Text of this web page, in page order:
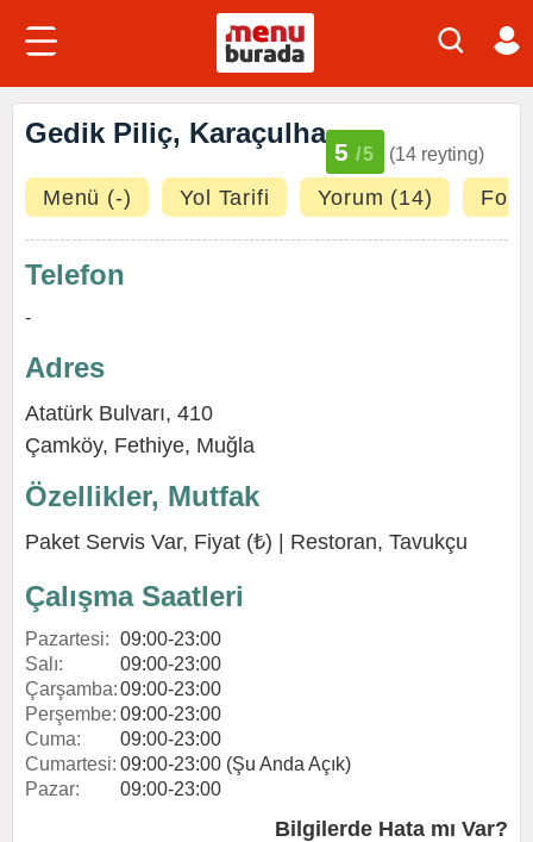
Gedik Piliç, Karaçulha
5 /5 (14 reyting)
Menü (-) Yol Tarifi Yorum (14)
Telefon
-
Adres
Atatürk Bulvarı, 410
Çamköy, Fethiye, Muğla
Özellikler, Mutfak
Paket Servis Var, Fiyat (₺) | Restoran, Tavukçu
Çalışma Saatleri
Pazartesi: 09:00-23:00
Salı:
09:00-23:00
Çarşamba:09:00-23:00
Perşembe: 09:00-23:00
Cuma:
09:00-23:00
Cumartesi: 09:00-23:00 (Şu Anda Açık)
Pazar:
09:00-23:00
Bilgilerde Hata mı Var?